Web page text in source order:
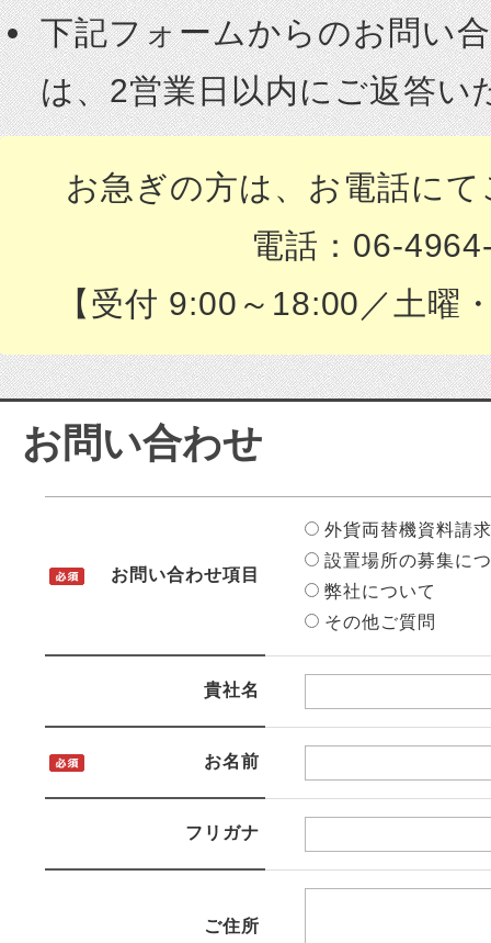
下記フォームからのお問い
は、2営業日以内にご返答い
お急ぎの方は、お電話に
電話：06-
【受付 9:00～18:00／土曜
お問い合わせ
お問い合わせ項目
外貨両替機資料請求
設置場所の募集に
弊社について
その他ご質問
貴社名
お名前
フリガナ
ご住所